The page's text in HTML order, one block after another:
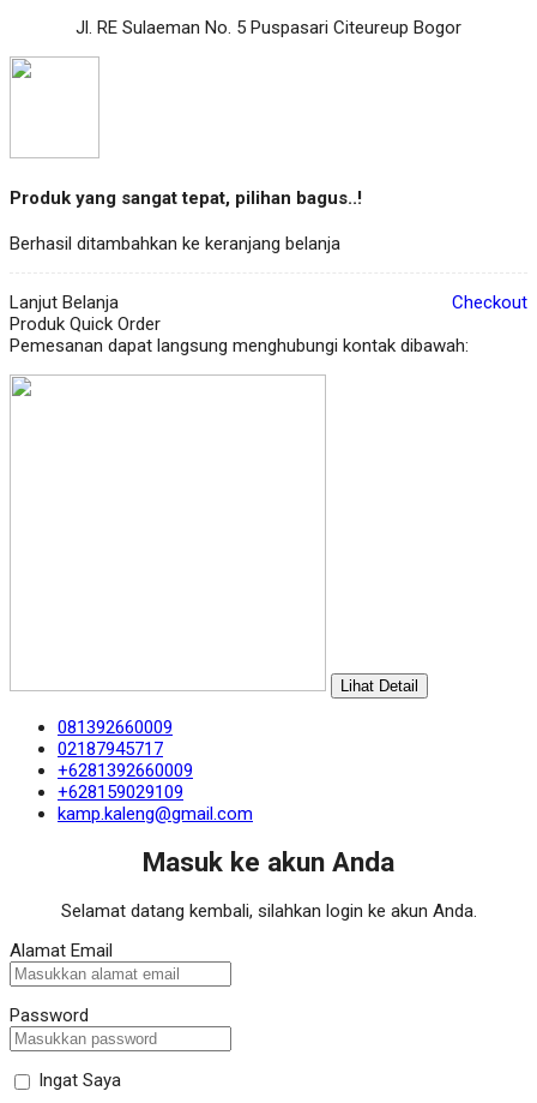
Jl. RE Sulaeman No. 5 Puspasari Citeureup Bogor
Produk yang sangat tepat, pilihan bagus..!
Berhasil ditambahkan ke keranjang belanja
Lanjut Belanja
Checkout
Produk Quick Order
Pemesanan dapat langsung menghubungi kontak dibawah:
Lihat Detail
081392660009
02187945717
+6281392660009
+628159029109
kamp.kaleng@gmail.com
Masuk ke akun Anda
Selamat datang kembali, silahkan login ke akun Anda.
Alamat Email
Password
Ingat Saya